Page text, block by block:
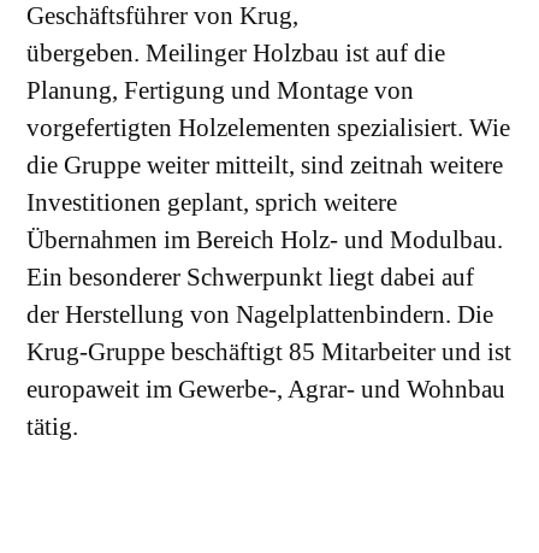
Geschäftsführer von Krug,
übergeben. Meilinger Holzbau ist auf die
Planung, Fertigung und Montage von
vorgefertigten Holzelementen spezialisiert. Wie
die Gruppe weiter mitteilt, sind zeitnah weitere
Investitionen geplant, sprich weitere
Übernahmen im Bereich Holz- und Modulbau.
Ein besonderer Schwerpunkt liegt dabei auf
der Herstellung von Nagelplattenbindern. Die
Krug-Gruppe beschäftigt 85 Mitarbeiter und ist
europaweit im Gewerbe-, Agrar- und Wohnbau
tätig.